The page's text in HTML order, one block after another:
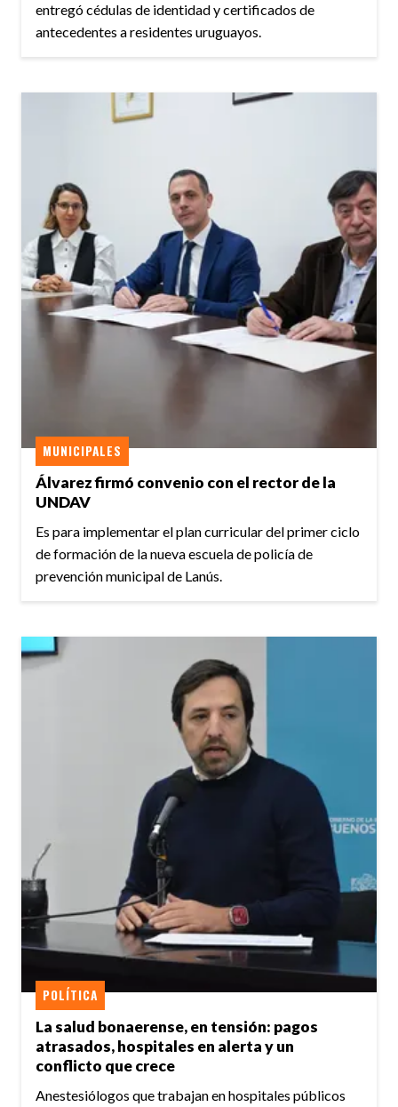
entregó cédulas de identidad y certificados de
antecedentes a residentes uruguayos.
Álvarez firmó convenio con el rector de la
UNDAV
MUNICIPALES
Es para implementar el plan curricular del primer ciclo
de formación de la nueva escuela de policía de
prevención municipal de Lanús.
La salud bonaerense, en tensión: pagos
atrasados, hospitales en alerta y un
conflicto que crece
POLÍTICA
Anestesiólogos que trabajan en hospitales públicos